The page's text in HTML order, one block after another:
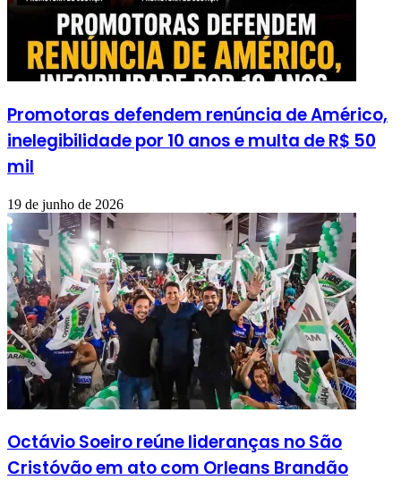
Promotoras defendem renúncia de Américo,
inelegibilidade por 10 anos e multa de R$ 50
mil
19 de junho de 2026
Octávio Soeiro reúne lideranças no São
Cristóvão em ato com Orleans Brandão